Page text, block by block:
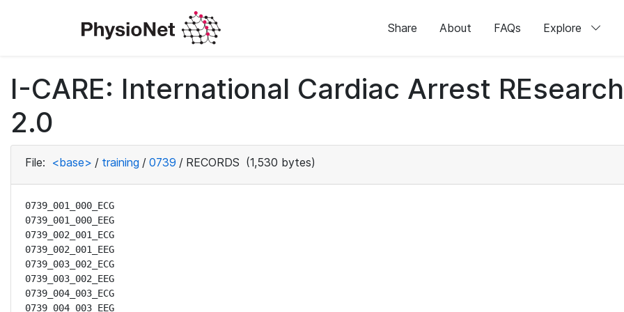
Share About FAQs Explore
I-CARE: International Cardiac Arrest
2.0
File: <base> / training / 0739 / RECORDS (1,530 bytes)
0739_001_000_ECG
0739_001_000_EEG
0739_002_001_ECG
0739_002_001_EEG
0739_003_002_ECG
0739_003_002_EEG
0739_004_003_ECG
0739_004_003_EEG